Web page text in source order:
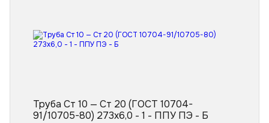
Труба Ст 10 — Ст 20 (ГОСТ 10704-
91/10705-80) 273x6,0 - 1 - ППУ ПЭ - Б